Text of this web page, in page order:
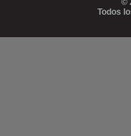
©
Todos